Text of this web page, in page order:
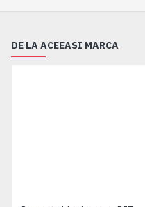
DE LA ACEEASI MARCA